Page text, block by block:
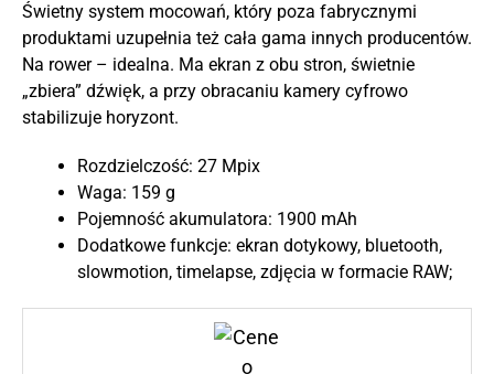
Świetny system mocowań, który poza fabrycznymi
produktami uzupełnia też cała gama innych producentów.
Na rower – idealna. Ma ekran z obu stron, świetnie
„zbiera” dźwięk, a przy obracaniu kamery cyfrowo
stabilizuje horyzont.
Rozdzielczość: 27 Mpix
Waga: 159 g
Pojemność akumulatora: 1900 mAh
Dodatkowe funkcje: ekran dotykowy, bluetooth,
slowmotion, timelapse, zdjęcia w formacie RAW;